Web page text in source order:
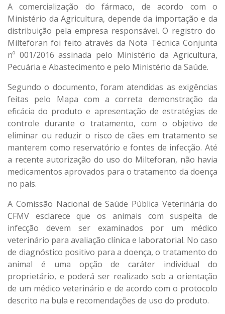
A comercialização do fármaco, de acordo com o
Ministério da Agricultura, depende da importação e da
distribuição pela empresa responsável. O registro do
Milteforan foi feito através da Nota Técnica Conjunta
nº 001/2016 assinada pelo Ministério da Agricultura,
Pecuária e Abastecimento e pelo Ministério da Saúde.
Segundo o documento, foram atendidas as exigências
feitas pelo Mapa com a correta demonstração da
eficácia do produto e apresentação de estratégias de
controle durante o tratamento, com o objetivo de
eliminar ou reduzir o risco de cães em tratamento se
manterem como reservatório e fontes de infecção. Até
a recente autorização do uso do Milteforan, não havia
medicamentos aprovados para o tratamento da doença
no país.
A Comissão Nacional de Saúde Pública Veterinária do
CFMV esclarece que os animais com suspeita de
infecção devem ser examinados por um médico
veterinário para avaliação clínica e laboratorial. No caso
de diagnóstico positivo para a doença, o tratamento do
animal é uma opção de caráter individual do
proprietário, e poderá ser realizado sob a orientação
de um médico veterinário e de acordo com o protocolo
descrito na bula e recomendações de uso do produto.